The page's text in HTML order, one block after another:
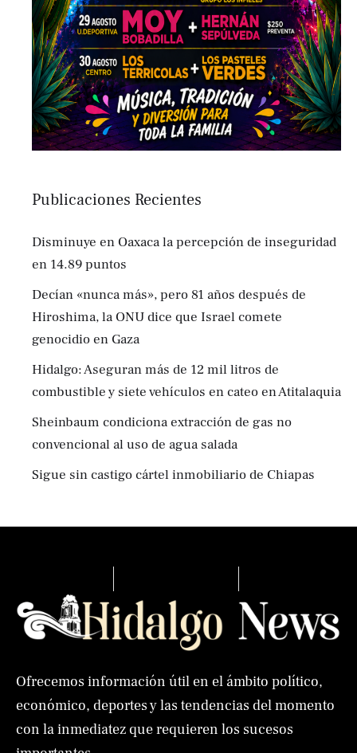
Publicaciones Recientes
Disminuye en Oaxaca la percepción de inseguridad
en 14.89 puntos
Decían «nunca más», pero 81 años después de
Hiroshima, la ONU dice que Israel comete
genocidio en Gaza
Hidalgo: Aseguran más de 12 mil litros de
combustible y siete vehículos en cateo en Atitalaquia
Sheinbaum condiciona extracción de gas no
convencional al uso de agua salada
Sigue sin castigo cártel inmobiliario de Chiapas
Ofrecemos información útil en el ámbito político,
económico, deportes y las tendencias del momento
con la inmediatez que requieren los sucesos